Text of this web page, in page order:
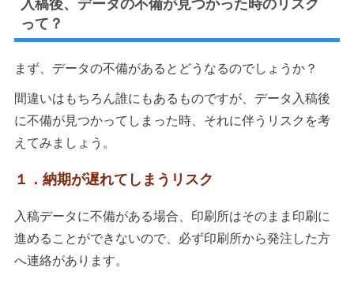
入稿後、データの不備が見つかった時のリスク
って？
まず、データの不備があるとどうなるのでしょうか？
間違いはもちろん誰にもあるものですが、データ入稿後
に不備が見つかってしまった時、それに伴うリスクを考
えてみましょう。
１．納期が遅れてしまうリスク
入稿データに不備がある場合、印刷所はそのまま印刷に
進めることができないので、必ず印刷所から発注した方
へ連絡があります。